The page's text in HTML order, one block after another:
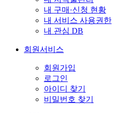
내 구매·신청 현황
내 서비스 사용권한
내 관심 DB
회원서비스
회원가입
로그인
아이디 찾기
비밀번호 찾기